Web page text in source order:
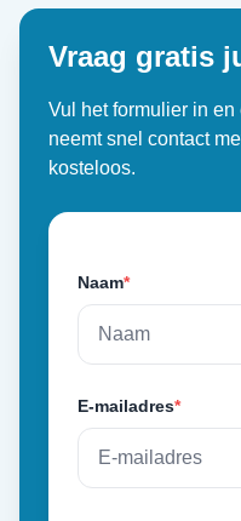
Vraag gratis
Vul het formulier in
neemt snel contact
kosteloos.
Naam*
E-mailadres*